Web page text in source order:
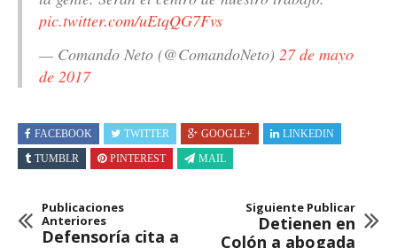
pic.twitter.com/uEtqQG7Fvs
— Comando Neto (@ComandoNeto) 27 de mayo
de 2017
FACEBOOK TWITTER GOOGLE+
LINKEDIN
TUMBLR
PINTEREST MAIL
Publicaciones
Anteriores
Defensoría cita a
Siguiente Publicar
Detienen en
Colón a abogada